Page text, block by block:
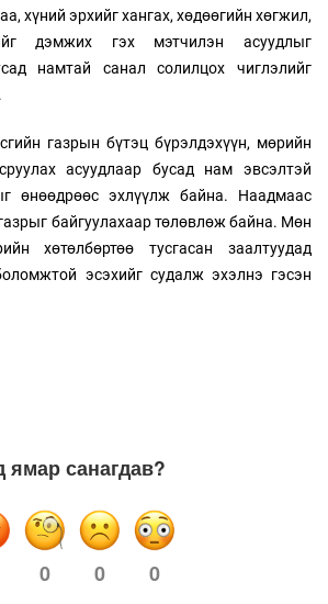
хүний эрхийг хангах, хөдөөгийн хөгжил,
дэмжих гэх мэтчилэн асуудлыг
намтай санал солилцох чиглэлийг
газрын бүтэц бүрэлдэхүүн, мөрийн
асуудлаар бусад нам эвсэлтэй
өнөөдрөөс эхлүүлж байна. Наадмаас
байгуулахаар төлөвлөж байна. Мөн
хөтөлбөртөө тусгасан заалтуудад
эсэхийг судалж эхэлнэ гэсэн
ямар санагдав?
0 0 0